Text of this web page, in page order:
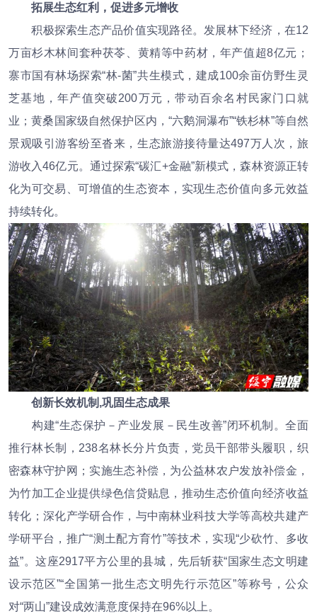
拓展生态红利 ， 促进多元增收
积极探索生态产品价值实现路径。发展林下经济，在12
万亩杉木林间套种茯苓、黄精等中药材，年产值超8亿元；
寨市国有林场探索“林-菌”共生模式，建成100余亩仿野生灵
芝基地，年产值突破200万元，带动百余名村民家门口就
业；黄桑国家级自然保护区内，“六鹅洞瀑布”“铁杉林”等自然
景观吸引游客纷至沓来，生态旅游接待量达497万人次，旅
游收入46亿元。通过探索“碳汇+金融”新模式，森林资源正转
化为可交易、可增值的生态资本，实现生态价值向多元效益
持续转化。
创新长效机制,巩固生态成果
构建“生态保护－产业发展－民生改善”闭环机制。全面
推行林长制，238名林长分片负责，党员干部带头履职，织
密森林守护网；实施生态补偿，为公益林农户发放补偿金，
为竹加工企业提供绿色信贷贴息，推动生态价值向经济收益
转化；深化产学研合作，与中南林业科技大学等高校共建产
学研平台，推广“测土配方育竹”等技术，实现“少砍竹、多收
益”。这座2917平方公里的县城，先后斩获“国家生态文明建
设示范区”“全国第一批生态文明先行示范区”等称号，公众
对“两山”建设成效满意度保持在96%以上。